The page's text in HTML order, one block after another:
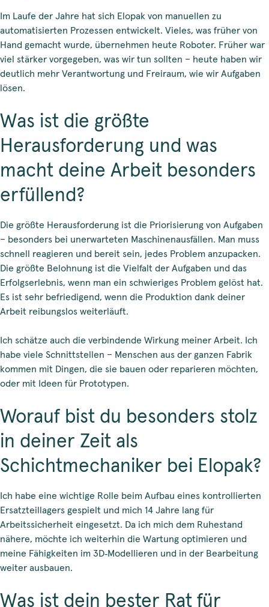
Im Laufe der Jahre hat sich Elopak von manuellen zu
automatisierten Prozessen entwickelt. Vieles, was früher von
Hand gemacht wurde, übernehmen heute Roboter. Früher war
viel stärker vorgegeben, was wir tun sollten – heute haben wir
deutlich mehr Verantwortung und Freiraum, wie wir Aufgaben
lösen.
Was ist die größte
Herausforderung und was
macht deine Arbeit besonders
erfüllend?
Die größte Herausforderung ist die Priorisierung von Aufgaben
– besonders bei unerwarteten Maschinenausfällen. Man muss
schnell reagieren und bereit sein, jedes Problem anzupacken.
Die größte Belohnung ist die Vielfalt der Aufgaben und das
Erfolgserlebnis, wenn man ein schwieriges Problem gelöst hat.
Es ist sehr befriedigend, wenn die Produktion dank deiner
Arbeit reibungslos weiterläuft.
Ich schätze auch die verbindende Wirkung meiner Arbeit. Ich
habe viele Schnittstellen – Menschen aus der ganzen Fabrik
kommen mit Dingen, die sie bauen oder reparieren möchten,
oder mit Ideen für Prototypen.
Worauf bist du besonders stolz
in deiner Zeit als
Schichtmechaniker bei Elopak?
Ich habe eine wichtige Rolle beim Aufbau eines kontrollierten
Ersatzteillagers gespielt und mich 14 Jahre lang für
Arbeitssicherheit eingesetzt. Da ich mich dem Ruhestand
nähere, möchte ich weiterhin die Wartung optimieren und
meine Fähigkeiten im 3D‑Modellieren und in der Bearbeitung
weiter ausbauen.
Was ist dein bester Rat für